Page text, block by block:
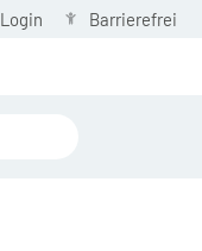
Login Barrierefrei